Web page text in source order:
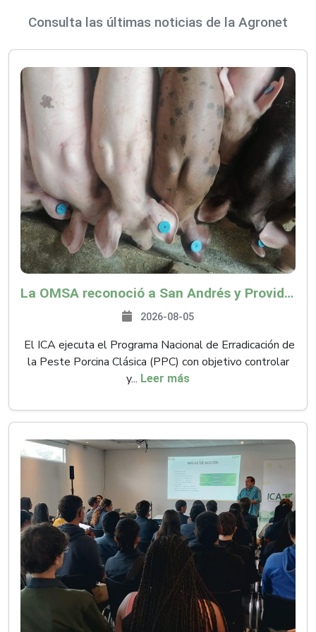
Consulta las últimas noticias de la Agronet
La OMSA reconoció a San Andrés y Providencia como zona libre de Peste Porcina Clásica (PPC)
2026-08-05
El ICA ejecuta el Programa Nacional de Erradicación de
la Peste Porcina Clásica (PPC) con objetivo controlar
y... Leer más